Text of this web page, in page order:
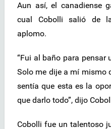
Aun así, el canadiense
cual Cobolli salió de
aplomo.
“Fui al baño para pensar
Solo me dije a mí mismo
sentía que esta es la
que darlo todo”, dijo
Cobolli fue un talentoso